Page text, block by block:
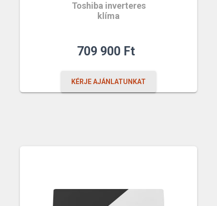
Toshiba inverteres
klíma
709 900 Ft
KÉRJE AJÁNLATUNKAT